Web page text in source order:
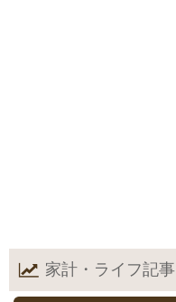
家計・ライフ記事